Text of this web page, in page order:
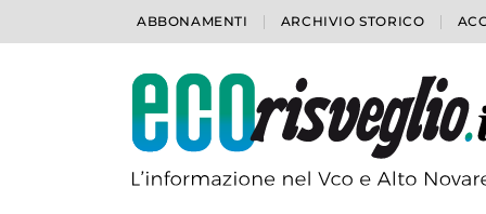
ABBONAMENTI ARCHIVIO STORICO